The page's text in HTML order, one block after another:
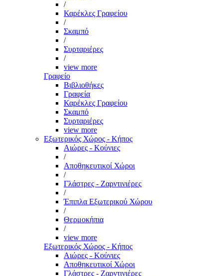
/
Καρέκλες Γραφείου
/
Σκαμπό
/
Συρταριέρες
/
view more
Γραφείο
Βιβλιοθήκες
Γραφεία
Καρέκλες Γραφείου
Σκαμπό
Συρταριέρες
view more
Εξωτερικός Χώρος - Κήπος
Αιώρες - Κούνιες
/
Αποθηκευτικοί Χώροι
/
Γλάστρες - Ζαρντινιέρες
/
Έπιπλα Εξωτερικού Χώρου
/
Θερμοκήπια
/
view more
Εξωτερικός Χώρος - Κήπος
Αιώρες - Κούνιες
Αποθηκευτικοί Χώροι
Γλάστρες - Ζαρντινιέρες